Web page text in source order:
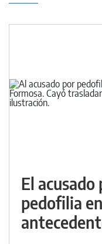
El acusado
pedofilia